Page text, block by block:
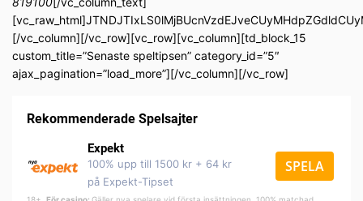
[/vc_column][/vc_row][vc_row][vc_column][td_block_15
custom_title=”Senaste speltipsen” category_id=”5″
ajax_pagination=”load_more”][/vc_column][/vc_row]
Rekommenderade Spelsajter
Expekt
100% upp till 1500 kr + 64 kr
på Expekt-Tipset
SPELA